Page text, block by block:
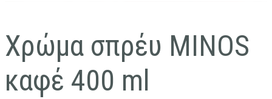
Χρώμα σπρέυ MINOS
καφέ 400 ml